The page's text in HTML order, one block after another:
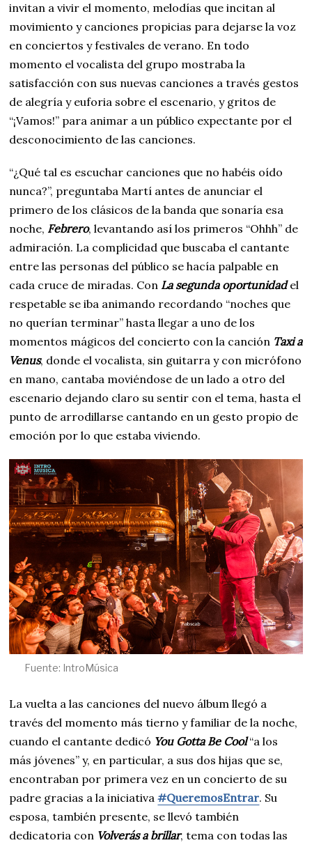
invitan a vivir el momento, melodías que incitan al
movimiento y canciones propicias para dejarse la voz
en conciertos y festivales de verano. En todo
momento el vocalista del grupo mostraba la
satisfacción con sus nuevas canciones a través gestos
de alegría y euforia sobre el escenario, y gritos de
“¡Vamos!” para animar a un público expectante por el
desconocimiento de las canciones.
“¿Qué tal es escuchar canciones que no habéis oído
nunca?”, preguntaba Martí antes de anunciar el
primero de los clásicos de la banda que sonaría esa
noche, Febrero, levantando así los primeros “Ohhh” de
admiración. La complicidad que buscaba el cantante
entre las personas del público se hacía palpable en
cada cruce de miradas. Con La segunda oportunidadel
respetable se iba animando recordando “noches que
no querían terminar” hasta llegar a uno de los
momentos mágicos del concierto con la canción Taxi a
Venus, donde el vocalista, sin guitarra y con micrófono
en mano, cantaba moviéndose de un lado a otro del
escenario dejando claro su sentir con el tema, hasta el
punto de arrodillarse cantando en un gesto propio de
emoción por lo que estaba viviendo.
Fuente: IntroMúsica
La vuelta a las canciones del nuevo álbum llegó a
través del momento más tierno y familiar de la noche,
cuando el cantante dedicó You Gotta Be Cool“a los
más jóvenes” y, en particular, a sus dos hijas que se,
encontraban por primera vez en un concierto de su
padre gracias a la iniciativa#QueremosEntrar. Su
esposa, también presente, se llevó también
dedicatoria con Volverás a brillar, tema con todas las